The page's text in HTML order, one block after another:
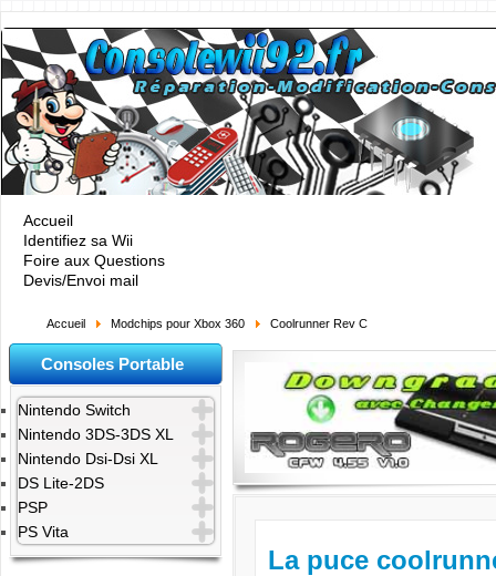
Accueil
Identifiez sa Wii
Foire aux Questions
Devis/Envoi mail
Accueil Modchips pour Xbox 360 Coolrunner Rev C
Consoles Portable
Nintendo Switch
Nintendo 3DS-3DS XL
Nintendo Dsi-Dsi XL
DS Lite-2DS
PSP
PS Vita
La puce